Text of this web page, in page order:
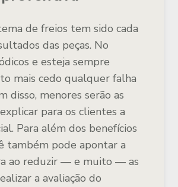
de freios tem sido cada
das peças. No
e esteja sempre
mais cedo qualquer falha
disso, menores serão as
para os clientes a
Para além dos benefícios
também pode apontar a
ao reduzir — e muito — as
a avaliação do